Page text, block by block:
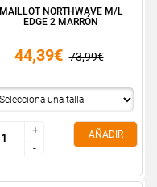
MAILLOT NORTHWAVE M/L
EDGE 2 MARRÓN
44,39€ 73,99€
+
-
+
-
AÑADIR